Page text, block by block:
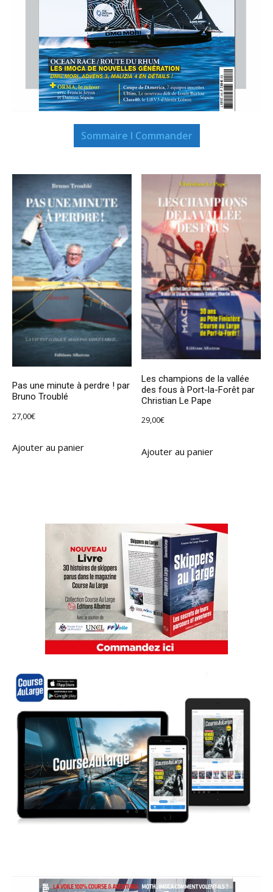
Sommaire I Commander
Pas une minute à perdre ! par
Bruno Troublé
27,00€
Ajouter au panier
Les champions de la vallée
des fous à Port-la-Forêt par
Christian Le Pape
29,00€
Ajouter au panier